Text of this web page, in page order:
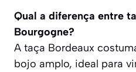
Qual a diferença entre
Bourgogne?
A taça Bordeaux
bojo amplo, ideal para